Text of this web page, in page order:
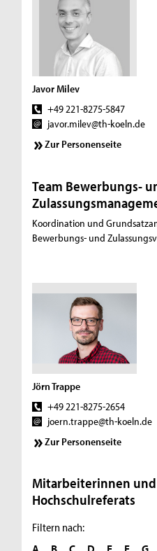
Javor Milev
+49 221-8275-5847
javor.milev@th-koeln.de
Zur Personenseite
Team Bewerbungs-
Koordination und
Bewerbungs- und
Jörn Trappe
+49 221-8275-2654
joern.trappe@th-koeln.de
Zur Personenseite
Mitarbeiterinnen
Hochschulreferats
Filtern nach: